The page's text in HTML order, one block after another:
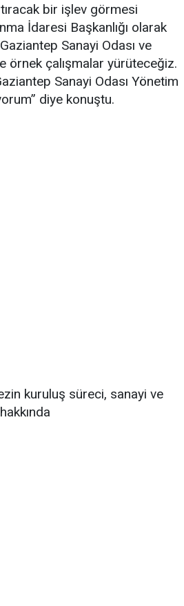
bir işlev görmesi
İdaresi Başkanlığı olarak
Sanayi Odası ve
örnek çalışmalar yürüteceğiz.
Sanayi Odası Yönetim
diye konuştu.
kuruluş süreci, sanayi ve